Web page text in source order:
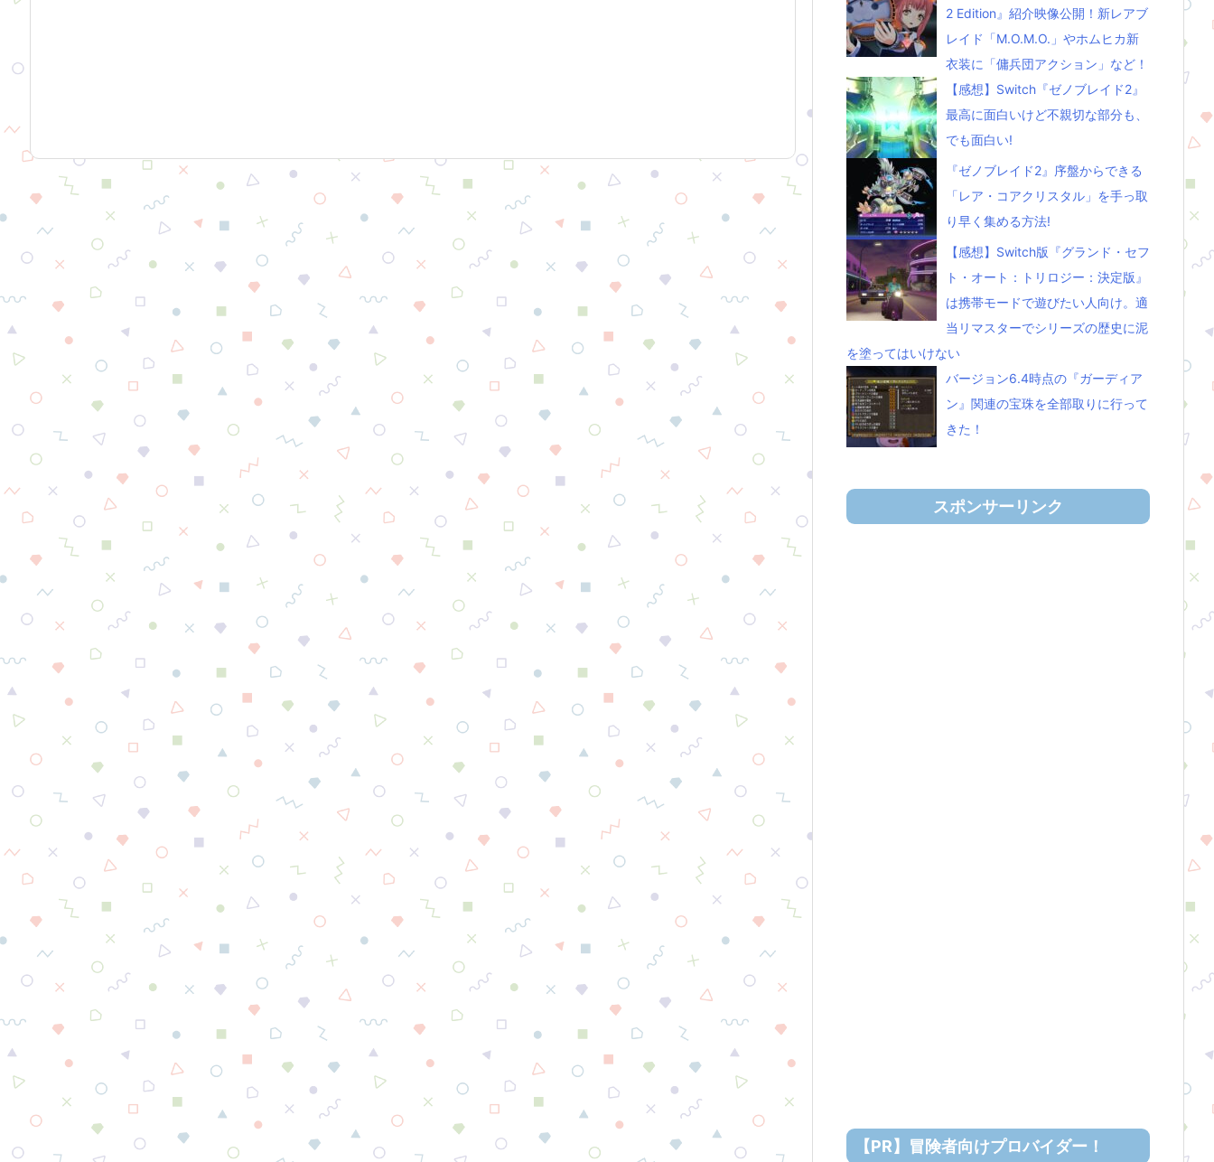
2 Edition』紹介映像公開！新レアブ
レイド「M.O.M.O.」やホムヒカ新
衣装に「傭兵団アクション」など！
【感想】Switch『ゼノブレイド2』
最高に面白いけど不親切な部分も、
でも面白い!
『ゼノブレイド2』序盤からできる
「レア・コアクリスタル」を手っ取
り早く集める方法!
【感想】Switch版『グランド・セフ
ト・オート：トリロジー：決定版』
は携帯モードで遊びたい人向け。適
当リマスターでシリーズの歴史に泥
を塗ってはいけない
バージョン6.4時点の『ガーディア
ン』関連の宝珠を全部取りに行って
きた！
スポンサーリンク
【PR】冒険者向けプロバイダー！